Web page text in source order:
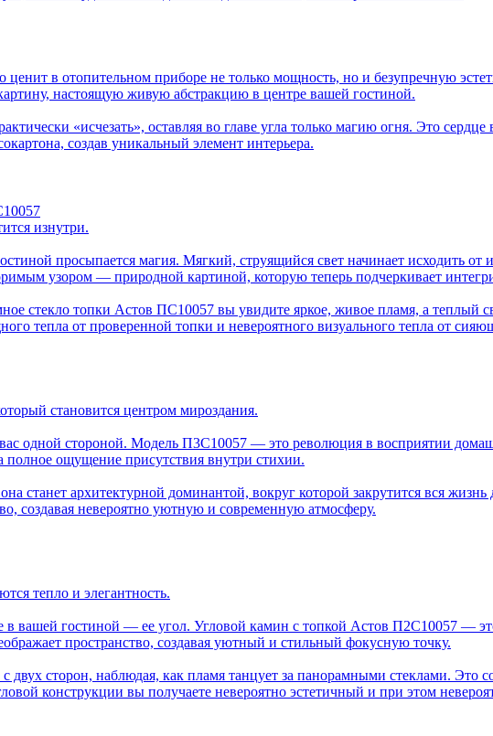
в отопительном приборе не только мощность, но и безупречную
настоящую живую абстракцию в центре вашей гостиной.
«исчезать», оставляя во главе угла только магию огня. Это
создав уникальный элемент интерьера.
изнутри.
просыпается магия. Мягкий, струящийся свет начинает исходить
узором — природной картиной, которую теперь подчеркивает
стекло топки Астов ПС10057 вы увидите яркое, живое пламя, а теплый
тепла от проверенной топки и невероятного визуального тепла от
становится центром мироздания.
одной стороной. Модель П3С10057 — это революция в восприятии
полное ощущение присутствия внутри стихии.
станет архитектурной доминантой, вокруг которой закрутится вся
создавая невероятно уютную и современную атмосферу.
тепло и элегантность.
в вашей гостиной — ее угол. Угловой камин с топкой Астов П2С10057 —
пространство, создавая уютный и стильный фокусную точку.
двух сторон, наблюдая, как пламя танцует за панорамными стеклами. Это
конструкции вы получаете невероятно эстетичный и при этом